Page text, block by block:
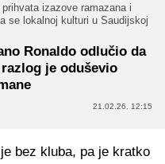
prihvata izazove ramazana i
se lokalnoj kulturi u Saudijskoj
Ronaldo odlučio da
je oduševio
21.02.26. 12:15
bez kluba, pa je kratko